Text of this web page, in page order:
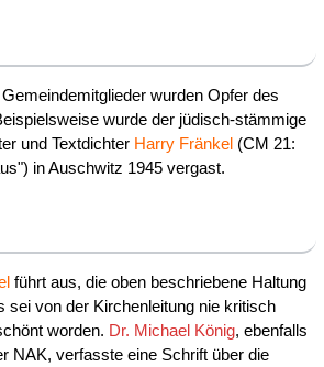
wurden Opfer des
wurde der jüdisch-stämmige
und Textdichter Harry Fränkel(CM 21:
in Auschwitz 1945 vergast.
führt aus, die oben beschriebene Haltung
sei von der Kirchenleitung nie kritisch
worden. Dr. Michael König, ebenfalls
NAK, verfasste eine Schrift über die